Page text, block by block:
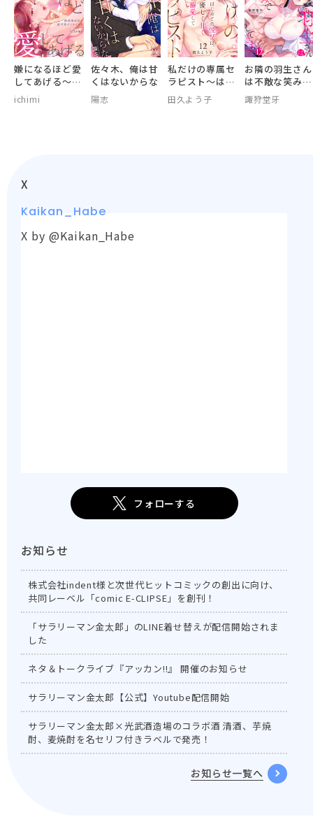
X
Kaikan_Habe
X by @Kaikan_Habe
フォローする
お知らせ
株式会社indent様と次世代ヒットコミックの創出に向け、
共同レーベル「comic E-CLIPSE」を創刊！
「サラリーマン金太郎」のLINE着せ替えが配信開始されま
した
ネタ＆トークライブ『アッカン!!』 開催のお知らせ
サラリーマン金太郎【公式】Youtube配信開始
サラリーマン金太郎×光武酒造場のコラボ酒 清酒、芋焼
酎、麦焼酎を名セリフ付きラベルで発売！
お知らせ一覧へ
嫌になるほど愛
してあげる～勤
務後は甘い猫可
愛がりタイムを
ichimi
佐々木、俺は甘
くはないからな
陽志
私だけの専属セ
ラピスト～はじ
めての悦びは、
優しく甘く溺愛
田久よう子
お隣の羽生さん
は不敵な笑みで
××してきます
諏狩堂牙